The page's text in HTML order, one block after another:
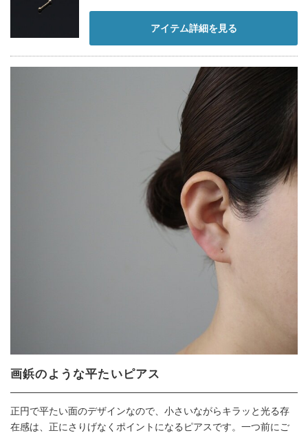
アイテム詳細を見る
画鋲のような平たいピアス
正円で平たい面のデザインなので、小さいながらキラッと光る存
在感は、正にさりげなくポイントになるピアスです。一つ前にご